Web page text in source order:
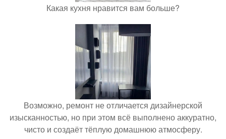
Какая кухня нравится вам больше?
Возможно, ремонт не отличается дизайнерской
изысканностью, но при этом всё выполнено аккуратно,
чисто и создаёт тёплую домашнюю атмосферу.